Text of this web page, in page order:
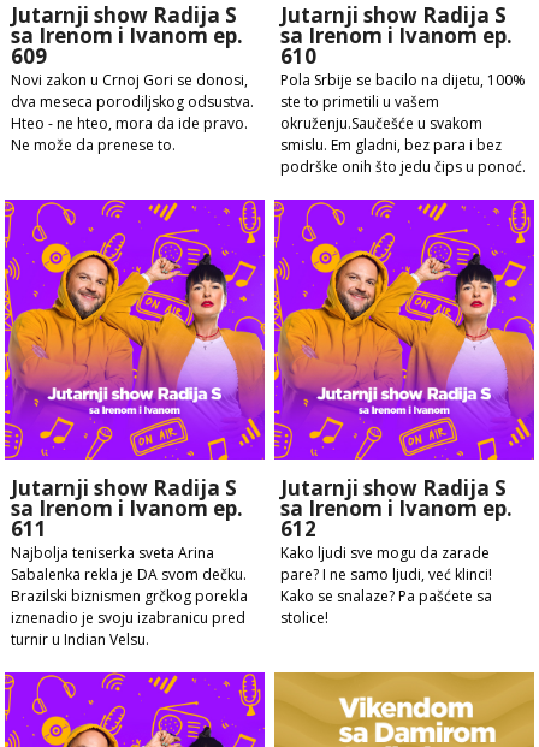
Jutarnji show Radija S
sa Irenom i Ivanom ep.
609
Novi zakon u Crnoj Gori se donosi,
dva meseca porodiljskog odsustva.
Hteo - ne hteo, mora da ide pravo.
Ne može da prenese to.
Jutarnji show Radija S
sa Irenom i Ivanom ep.
610
Pola Srbije se bacilo na dijetu, 100%
ste to primetili u vašem
okruženju.Saučešće u svakom
smislu. Em gladni, bez para i bez
podrške onih što jedu čips u ponoć.
Jutarnji show Radija S
sa Irenom i Ivanom ep.
611
Najbolja teniserka sveta Arina
Sabalenka rekla je DA svom dečku.
Brazilski biznismen grčkog porekla
iznenadio je svoju izabranicu pred
turnir u Indian Velsu.
Jutarnji show Radija S
sa Irenom i Ivanom ep.
612
Kako ljudi sve mogu da zarade
pare? I ne samo ljudi, već klinci!
Kako se snalaze? Pa pašćete sa
stolice!